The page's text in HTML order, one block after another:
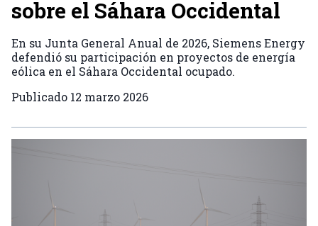
sobre el Sáhara Occidental
En su Junta General Anual de 2026, Siemens Energy
defendió su participación en proyectos de energía
eólica en el Sáhara Occidental ocupado.
Publicado 12 marzo 2026